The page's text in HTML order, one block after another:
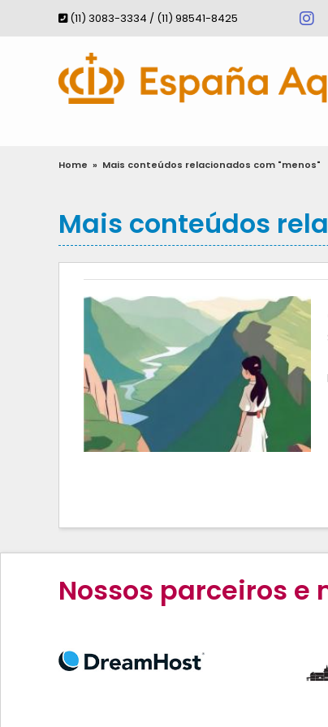
(11) 3083-3334 / (11) 98541-8425
Home » Mais conteúdos relacionados com "menos"
Mais conteúdos
Nossos parceiros e